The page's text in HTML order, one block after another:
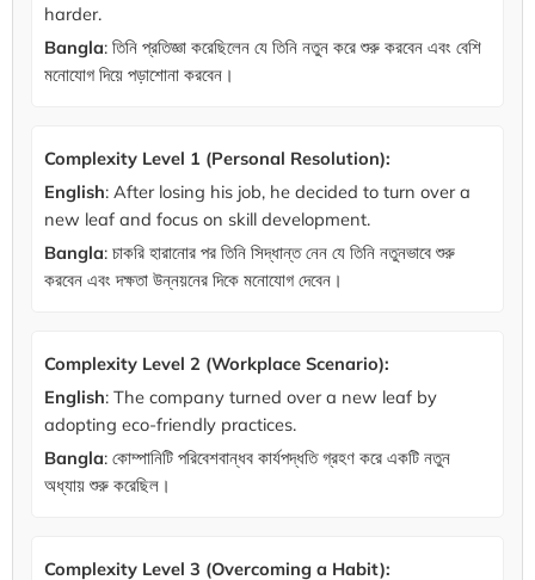
harder.
Bangla: তিনি প্রতিজ্ঞা করেছিলেন যে তিনি নতুন করে শুরু করবেন এবং বেশি
মনোযোগ দিয়ে পড়াশোনা করবেন।
Complexity Level 1 (Personal Resolution):
English: After losing his job, he decided to turn over a
new leaf and focus on skill development.
Bangla: চাকরি হারানোর পর তিনি সিদ্ধান্ত নেন যে তিনি নতুনভাবে শুরু
করবেন এবং দক্ষতা উন্নয়নের দিকে মনোযোগ দেবেন।
Complexity Level 2 (Workplace Scenario):
English: The company turned over a new leaf by
adopting eco-friendly practices.
Bangla: কোম্পানিটি পরিবেশবান্ধব কার্যপদ্ধতি গ্রহণ করে একটি নতুন
অধ্যায় শুরু করেছিল।
Complexity Level 3 (Overcoming a Habit):